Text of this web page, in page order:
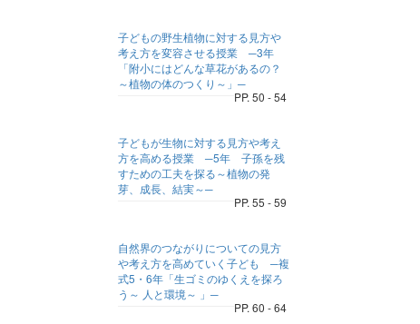
子どもの野生植物に対する見方や
考え方を変容させる授業 ─3年
「附小にはどんな草花があるの？
～植物の体のつくり～」─
PP. 50 - 54
子どもが生物に対する見方や考え
方を高める授業 ─5年 子孫を残
すための工夫を探る～植物の発
芽、成長、結実～─
PP. 55 - 59
自然界のつながりについての見方
や考え方を高めていく子ども ─複
式5・6年「生ゴミのゆくえを探ろ
う～ 人と環境～ 」─
PP. 60 - 64